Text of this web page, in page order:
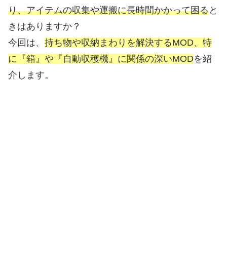
り、アイテムの収集や運搬に長時間かかって困ると
きはありますか？
今回は、 持ち物や収納まわりを解決するMOD、特
に『箱』や『自動収穫機』に関係の深いMODを紹
介します。